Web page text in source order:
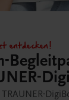
entdecken!